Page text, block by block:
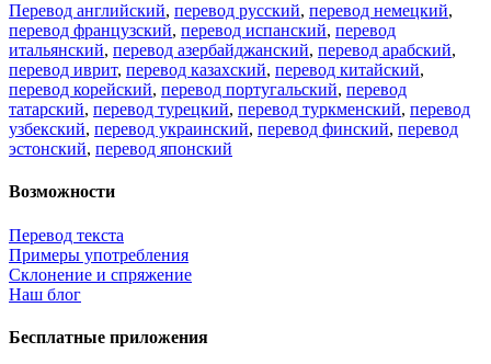
Перевод английский, перевод русский, перевод немецкий,
перевод французский, перевод испанский, перевод
итальянский, перевод азербайджанский, перевод арабский,
перевод иврит, перевод казахский, перевод китайский,
перевод корейский, перевод португальский, перевод
татарский, перевод турецкий, перевод туркменский, перевод
узбекский, перевод украинский, перевод финский, перевод
эстонский, перевод японский
Возможности
Перевод текста
Примеры употребления
Склонение и спряжение
Наш блог
Бесплатные приложения